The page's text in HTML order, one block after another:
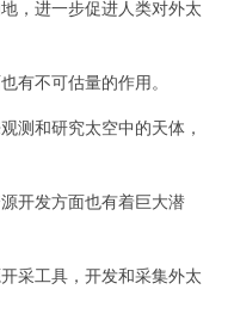
，进一步促进人类对外太
不可估量的作用。
和研究太空中的天体，
开发方面也有着巨大潜
采工具，开发和采集外太